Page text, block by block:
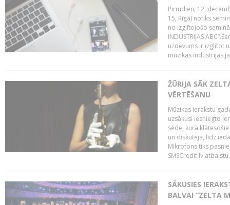
Pirmdien, 12.
15, Rīgā) notiks
no izglītojošo
INDUSTRIJAS
uzdevums ir izglītot
mūzikas industrijas
ŽŪRIJA SĀK
VĒRTĒŠANU
Mūzikas ierakstu
uzsākusi iesniegto
sēde, kurā
un diskutēja, līdz
Mikrofons tiks
SMSCredit.lv
SĀKUSIES
BALVAI “ZELTA